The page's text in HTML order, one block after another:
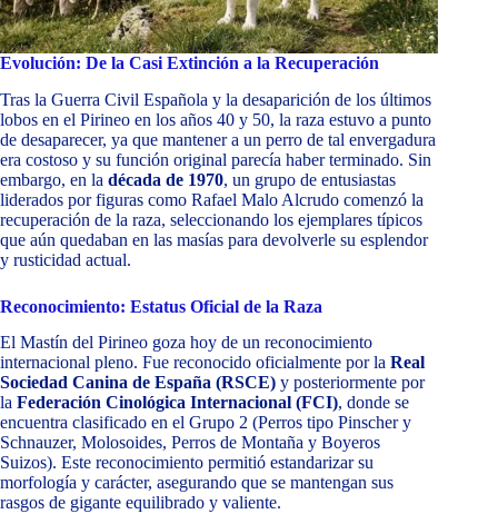
Evolución: De la Casi Extinción a la Recuperación
Tras la Guerra Civil Española y la desaparición de los últimos
lobos en el Pirineo en los años 40 y 50, la raza estuvo a punto
de desaparecer, ya que mantener a un perro de tal envergadura
era costoso y su función original parecía haber terminado. Sin
embargo, en la década de 1970, un grupo de entusiastas
liderados por figuras como Rafael Malo Alcrudo comenzó la
recuperación de la raza, seleccionando los ejemplares típicos
que aún quedaban en las masías para devolverle su esplendor
y rusticidad actual.
Reconocimiento: Estatus Oficial de la Raza
El Mastín del Pirineo goza hoy de un reconocimiento
internacional pleno. Fue reconocido oficialmente por la Real
Sociedad Canina de España (RSCE) y posteriormente por
la Federación Cinológica Internacional (FCI), donde se
encuentra clasificado en el Grupo 2 (Perros tipo Pinscher y
Schnauzer, Molosoides, Perros de Montaña y Boyeros
Suizos). Este reconocimiento permitió estandarizar su
morfología y carácter, asegurando que se mantengan sus
rasgos de gigante equilibrado y valiente.